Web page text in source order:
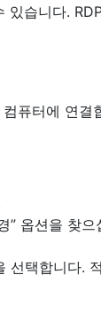
습니다.
퓨터에 연결
” 옵션을 찾으
선택합니다.